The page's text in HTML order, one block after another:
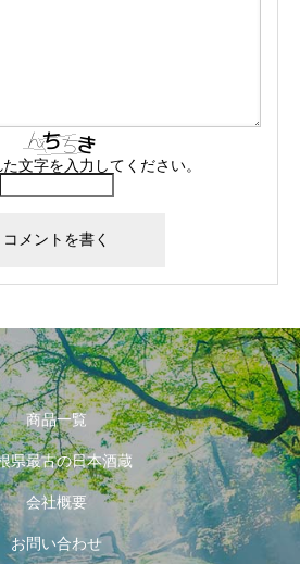
た文字を入力してください。
商品一覧
県最古の日本酒蔵
会社概要
お問い合わせ